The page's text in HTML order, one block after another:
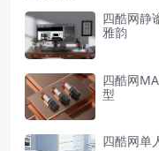
四酷网静
雅韵
四酷网
型
四酷网单